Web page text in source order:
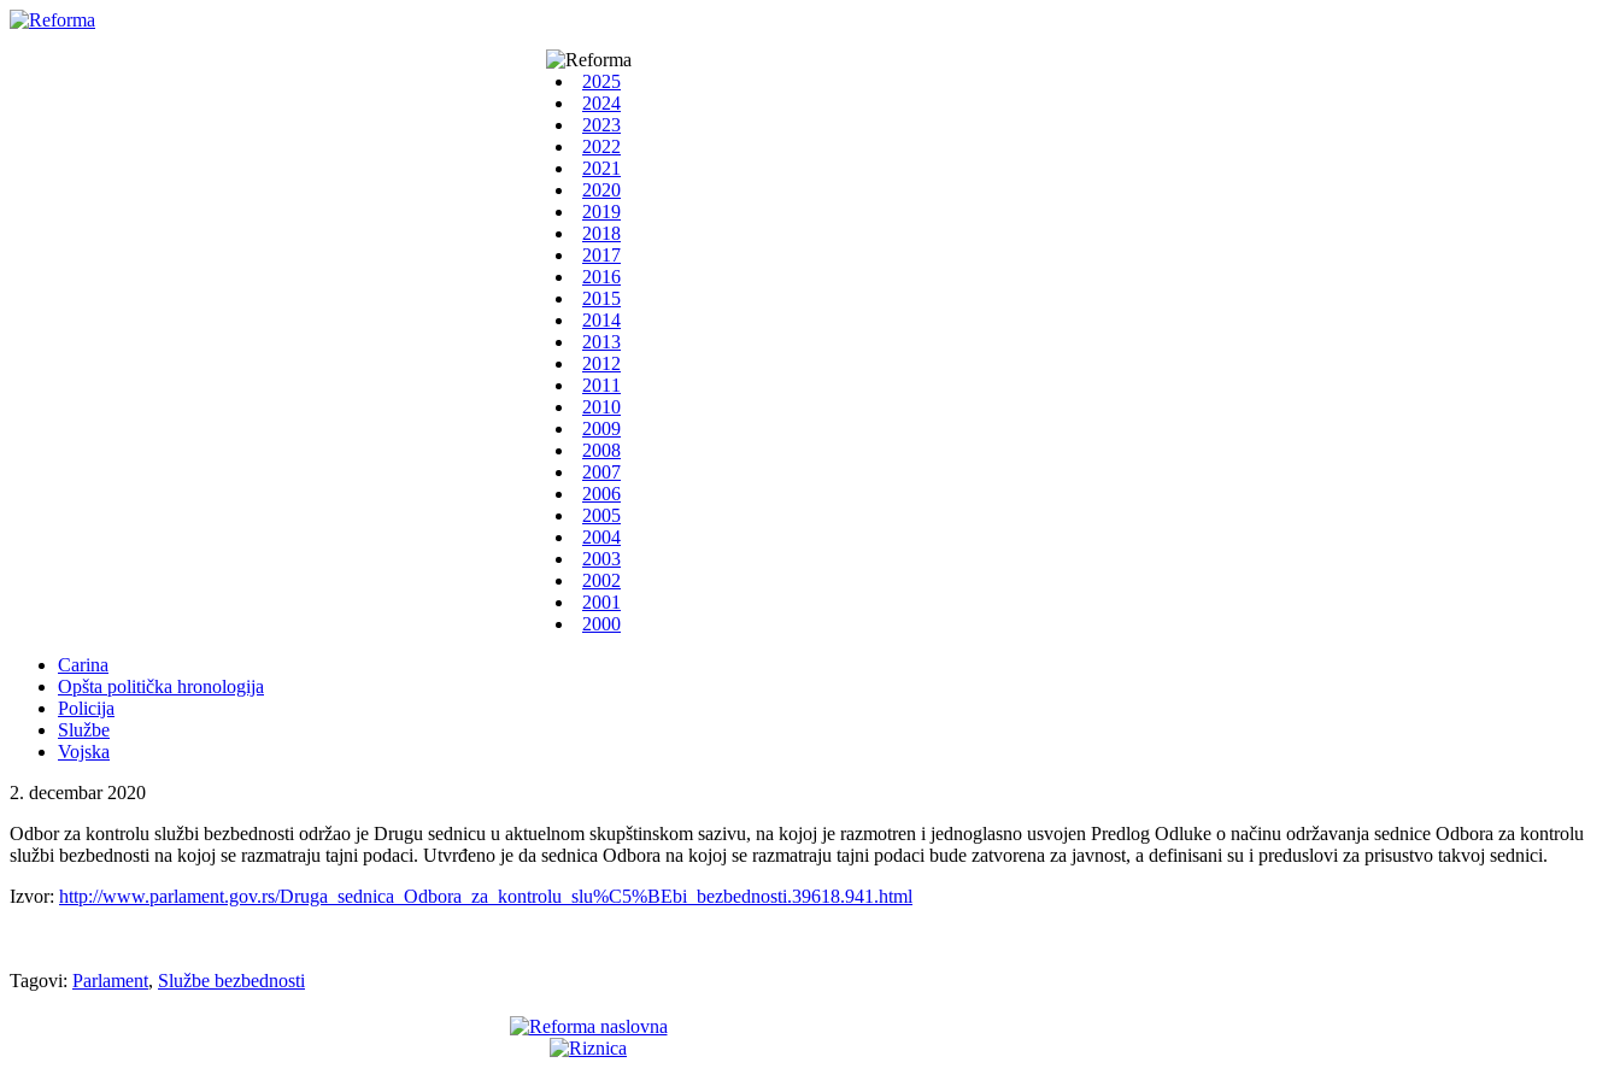
2025
2024
2023
2022
2021
2020
2019
2018
2017
2016
2015
2014
2013
2012
2011
2010
2009
2008
2007
2006
2005
2004
2003
2002
2001
2000
Carina
Opšta politička hronologija
Policija
Službe
Vojska
2. decembar 2020
Odbor za kontrolu službi bezbednosti održao je Drugu sednicu u aktuelnom skupštinskom sazivu, na kojoj je razmotren i jednoglasno usvojen Predlog Odluke o načinu održavanja sednice Odbora za kontrolu
službi bezbednosti na kojoj se razmatraju tajni podaci. Utvrđeno je da sednica Odbora na kojoj se razmatraju tajni podaci bude zatvorena za javnost, a definisani su i preduslovi za prisustvo takvoj sednici.
Izvor: http://www.parlament.gov.rs/Druga_sednica_Odbora_za_kontrolu_slu%C5%BEbi_bezbednosti.39618.941.html
Tagovi: Parlament, Službe bezbednosti